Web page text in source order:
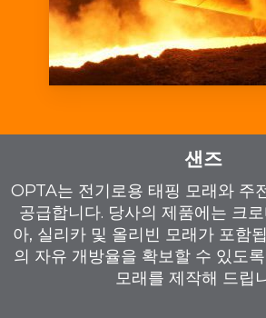
샌즈
OPTA는 전기로용 태핑 모래와 주
공급합니다. 당사의 제품에는 크
아, 실리카 및 올리빈 모래가 포함
의 자유 개방율을 확보할 수 있도
모래를 제작해 드립